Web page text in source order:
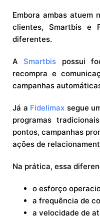
Embora ambas atuem
clientes, Smartbis e
diferentes.
A Smartbis possui
recompra e
campanhas
Já a Fidelimax segue
programas
pontos, campanhas
ações de
Na prática, essa
o esforço
a frequência de
a velocidade de